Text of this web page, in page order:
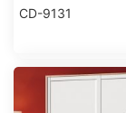
CD-9131